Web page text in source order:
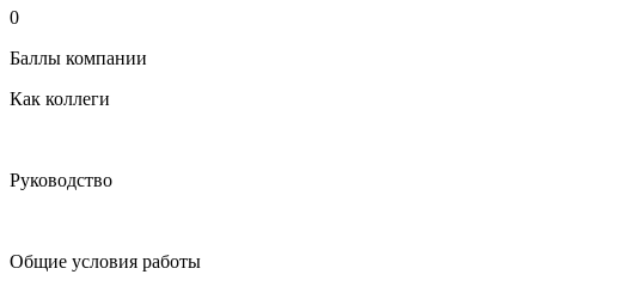
0
Баллы компании
Как коллеги
Руководство
Общие условия работы